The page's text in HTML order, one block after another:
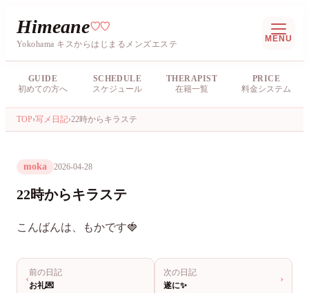
Himeane♡♡
Yokohama キスからはじまるメンズエステ
MENU
GUIDE
初めての方へ
SCHEDULE
スケジュール
THERAPIST
在籍一覧
PRICE
料金システム
TOP›写メ日記›22時からキラステ
moka 2026-04-28
22時からキラステ
こんばんは、もかです🍓
‹
前の日記
お礼💌
次の日記
遂に✨️
›